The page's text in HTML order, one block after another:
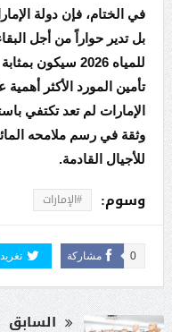
في الختام، فإن دولة
بل تدير حواراً من أجل
للمياه 2026
تأمين المورد الأكثر
الإمارات لم تعد تكتفي
وثقة في رسم ملامحه
للأجيال القادمة.
وسوم: #الإمارات
مشاركة 0
السابق